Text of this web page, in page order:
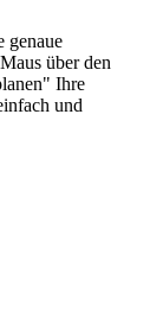
genaue
über den
Ihre
und